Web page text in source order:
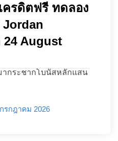
ครดิตฟรี ทดลอง
Jordan
24 August
ากระชากโบนัสหลักแสน
รกฎาคม 2026